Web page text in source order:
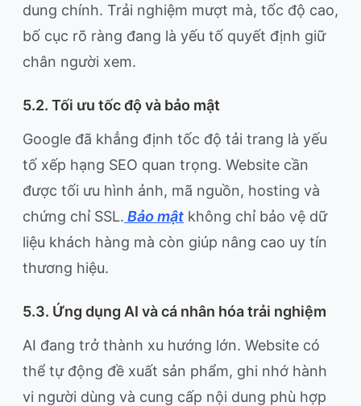
dung chính. Trải nghiệm mượt mà, tốc độ cao,
bố cục rõ ràng đang là yếu tố quyết định giữ
chân người xem.
5.2. Tối ưu tốc độ và bảo mật
Google đã khẳng định tốc độ tải trang là yếu
tố xếp hạng SEO quan trọng. Website cần
được tối ưu hình ảnh, mã nguồn, hosting và
chứng chỉ SSL. Bảo mật không chỉ bảo vệ dữ
liệu khách hàng mà còn giúp nâng cao uy tín
thương hiệu.
5.3. Ứng dụng AI và cá nhân hóa trải nghiệm
AI đang trở thành xu hướng lớn. Website có
thể tự động đề xuất sản phẩm, ghi nhớ hành
vi người dùng và cung cấp nội dung phù hợp